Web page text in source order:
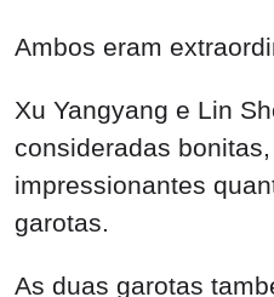
Ambos eram
Xu Yangyang e Lin
consideradas
impressionantes
garotas.